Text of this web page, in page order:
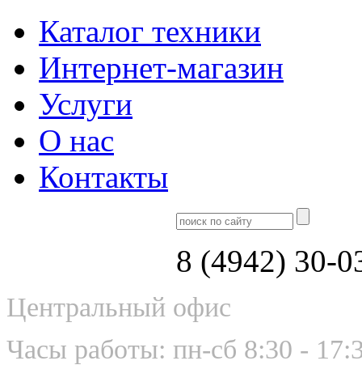
Каталог техники
Интернет-магазин
Услуги
О нас
Контакты
8 (4942) 30-
Центральный офис
Часы работы: пн-сб 8:30 -